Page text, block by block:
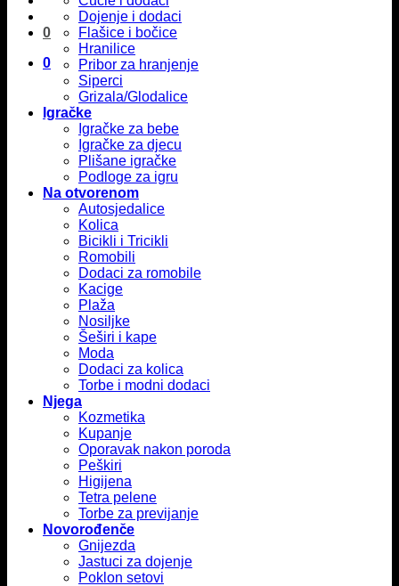
0
0
Dojenje i dodaci
Flašice i bočice
Hranilice
Pribor za hranjenje
Siperci
Grizala/Glodalice
Igračke
Igračke za bebe
Igračke za djecu
Plišane igračke
Podloge za igru
Na otvorenom
Autosjedalice
Kolica
Bicikli i Tricikli
Romobili
Dodaci za romobile
Kacige
Plaža
Nosiljke
Šeširi i kape
Moda
Dodaci za kolica
Torbe i modni dodaci
Njega
Kozmetika
Kupanje
Oporavak nakon poroda
Peškiri
Higijena
Tetra pelene
Torbe za previjanje
Novorođenče
Gnijezda
Jastuci za dojenje
Poklon setovi